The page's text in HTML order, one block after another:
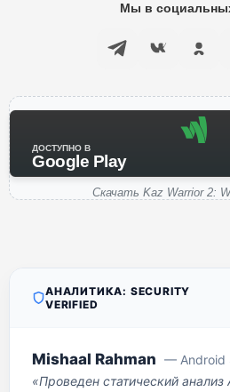
Мы в
ДОСТУПНО В
Google Play
Скачать Kaz Warrior 2:
АНАЛИТИКА: SECURITY
VERIFIED
Mishaal Rahman — Android
«Проведен статический анализ